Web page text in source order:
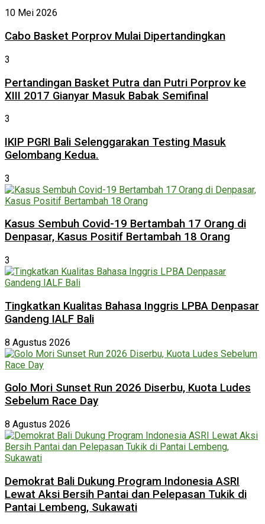
10 Mei 2026
Cabo Basket Porprov Mulai Dipertandingkan
3
Pertandingan Basket Putra dan Putri Porprov ke
XIII 2017 Gianyar Masuk Babak Semifinal
3
IKIP PGRI Bali Selenggarakan Testing Masuk
Gelombang Kedua.
3
Kasus Sembuh Covid-19 Bertambah 17 Orang di
Denpasar, Kasus Positif Bertambah 18 Orang
3
Tingkatkan Kualitas Bahasa Inggris LPBA Denpasar
Gandeng IALF Bali
8 Agustus 2026
Golo Mori Sunset Run 2026 Diserbu, Kuota Ludes
Sebelum Race Day
8 Agustus 2026
Demokrat Bali Dukung Program Indonesia ASRI
Lewat Aksi Bersih Pantai dan Pelepasan Tukik di
Pantai Lembeng, Sukawati